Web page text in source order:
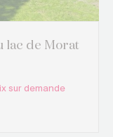
lac de Morat
sur demande